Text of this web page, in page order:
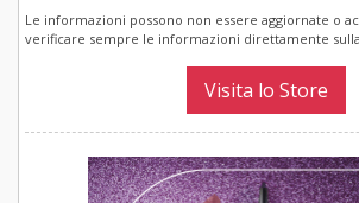
Le informazioni possono non essere aggiornate o
verificare sempre le informazioni direttamente
Visita lo Store